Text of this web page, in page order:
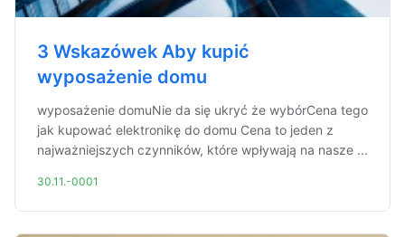
3 Wskazówek Aby kupić
wyposażenie domu
wyposażenie domuNie da się ukryć że wybórCena tego
jak kupować elektronikę do domu Cena to jeden z
najważniejszych czynników, które wpływają na nasze ...
30.11.-0001